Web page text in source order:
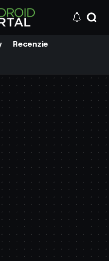
Recenzie